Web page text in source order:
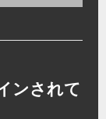
ンされて